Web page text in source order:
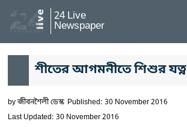
24 Live
Newspaper
শীতের আগমনীতে শিশুর যত্ন
byজীবনশৈলী ডেস্ক Published: 30 November 2016
Last Updated: 30 November 2016